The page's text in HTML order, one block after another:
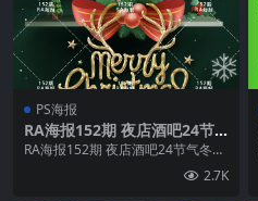
PS海报
RA海报152期 夜店酒吧24节
气冬至/平安夜/圣诞节PS海报
RA海报152期 夜店酒吧24节气冬
2.7K